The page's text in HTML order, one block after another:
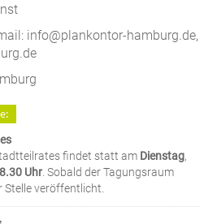
info@plankontor-hamburg.de,
findet statt am Dienstag,
Uhr . Sobald der Tagungsraum
veröffentlicht.